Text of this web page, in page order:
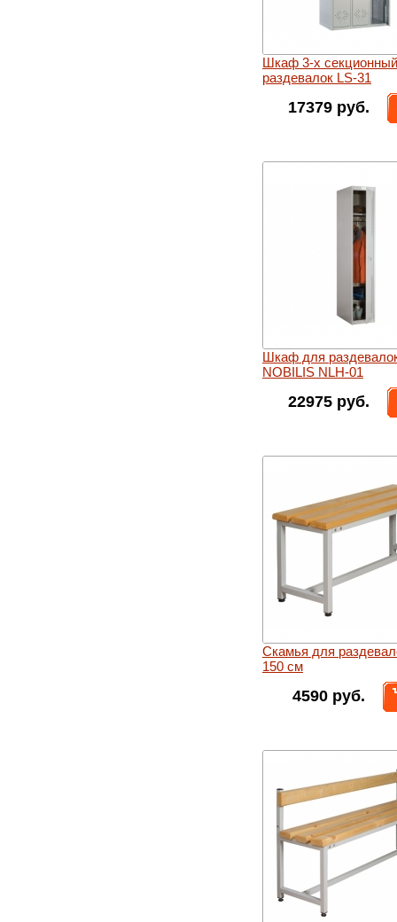
Шкаф 3-х
раздевалок LS-31
17379 руб.
Шкаф для
NOBILIS NLH-01
22975 руб.
Скамья для
150 см
4590 руб.